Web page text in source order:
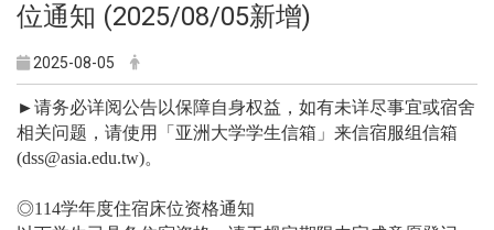
位通知 (2025/08/05新增)
2025-08-05
►请务必详阅公告以保障自身权益，如有未详尽事宜或宿舍
相关问题，请使用「亚洲大学学生信箱」来信宿服组信箱
(dss@asia.edu.tw)。
◎114学年度住宿床位资格通知